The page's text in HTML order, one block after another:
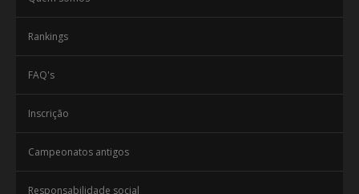
Rankings
FAQ's
Inscrição
Campeonatos antigos
Responsabilidade social